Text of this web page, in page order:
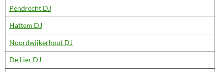
Pendrecht DJ
Hattem DJ
Noordwijkerhout DJ
De Lier DJ